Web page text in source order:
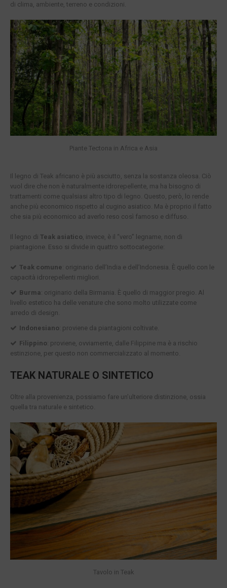
di clima, ambiente, terreno e condizioni.
Piante Tectona in Africa e Asia
Il legno di Teak africano è più asciutto, senza la sostanza oleosa. Ciò
vuol dire che non è naturalmente idrorepellente, ma ha bisogno di
trattamenti come qualsiasi altro tipo di legno. Questo, però, lo rende
anche più economico rispetto al cugino asiatico. Ma è proprio il fatto
che sia più economico ad averlo reso così famoso e diffuso.
Il legno di Teak asiatico, invece, è il “vero” legname, non di
piantagione. Esso si divide in quattro sottocategorie:
Teak comune: originario dell’India e dell’Indonesia. È quello con le
capacità idrorepellenti migliori.
Burma: originario della Birmania. È quello di maggior pregio. Al
livello estetico ha delle venature che sono molto utilizzate come
arredo di design.
Indonesiano: proviene da piantagioni coltivate.
Filippino: proviene, ovviamente, dalle Filippine ma è a rischio
estinzione, per questo non commercializzato al momento.
TEAK NATURALE O SINTETICO
Oltre alla provenienza, possiamo fare un’ulteriore distinzione, ossia
quella tra naturale e sintetico.
Tavolo in Teak